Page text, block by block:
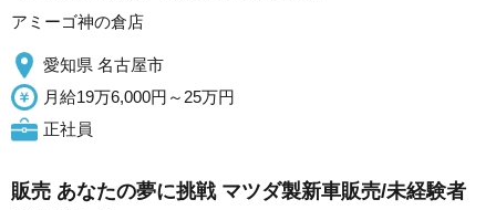
アミーゴ神の倉店
愛知県 名古屋市
月給19万6,000円～25万円
正社員
販売 あなたの夢に挑戦 マツダ製新車販売/未経験者